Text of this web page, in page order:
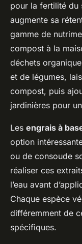
pour la fertilité du
augmente sa
gamme de
compost à la
déchets
et de légumes,
compost, puis
jardinières pour
Les engrais à
option
ou de consoude
réaliser ces
l’eau avant
Chaque espèce
différemment de
spécifiques.